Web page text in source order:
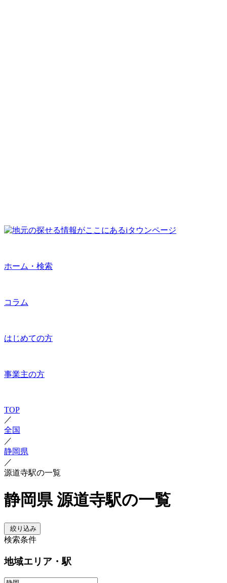
ホーム・検索
コラム
はじめての方
事業主の方
TOP
／
全国
／
静岡県
／
源道寺駅の一覧
静岡県 源道寺駅の一覧
絞り込み
検索条件
地域エリア・駅